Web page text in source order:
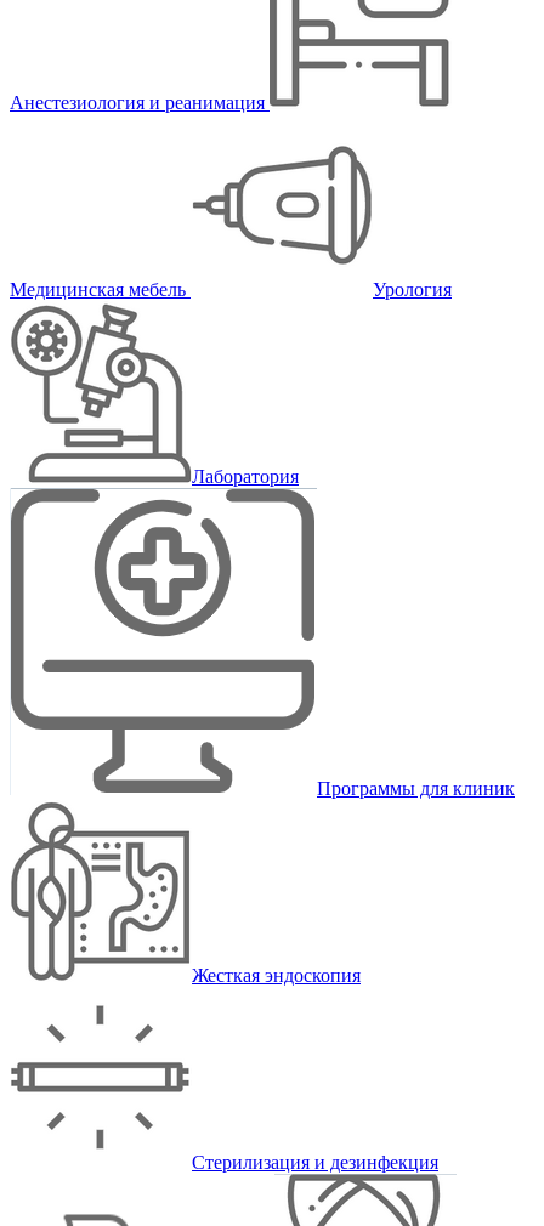
Анестезиология и реанимация
Медицинская мебель Урология
Лаборатория
Программы для клиник
Жесткая эндоскопия
Стерилизация и дезинфекция